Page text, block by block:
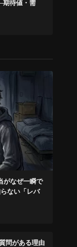
期待値・需
がなぜ一瞬で
ない「レバ
問がある理由